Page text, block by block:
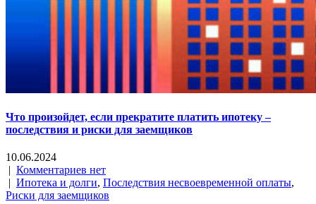
Что произойдет, если прекратите платить ипотеку –
последствия и риски для заемщиков
10.06.2024
| Комментариев нет
| Ипотека и долги, Последствия несвоевременной оплаты,
Риски для заемщиков